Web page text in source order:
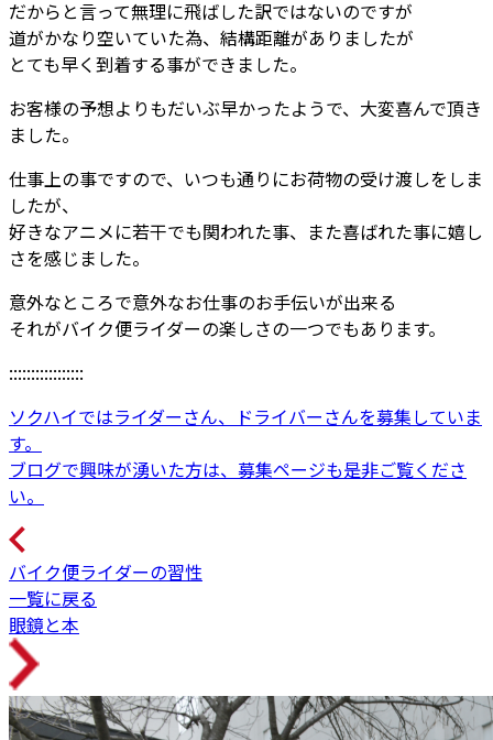
だからと言って無理に飛ばした訳ではないのですが
道がかなり空いていた為、結構距離がありましたが
とても早く到着する事ができました。
お客様の予想よりもだいぶ早かったようで、大変喜んで頂き
ました。
仕事上の事ですので、いつも通りにお荷物の受け渡しをしま
したが、
好きなアニメに若干でも関われた事、また喜ばれた事に嬉し
さを感じました。
意外なところで意外なお仕事のお手伝いが出来る
それがバイク便ライダーの楽しさの一つでもあります。
:::::::::::::::::
ソクハイではライダーさん、ドライバーさんを募集していま
す。
ブログで興味が湧いた方は、募集ページも是非ご覧くださ
い。
バイク便ライダーの習性
一覧に戻る
眼鏡と本